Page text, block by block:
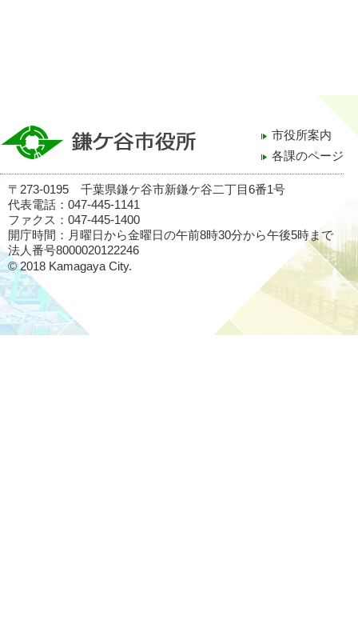
市役所案内
各課のページ
〒273-0195 千葉県鎌ケ谷市新鎌ケ谷二丁目6番1号
代表電話：047-445-1141
ファクス：047-445-1400
開庁時間：月曜日から金曜日の午前8時30分から午後5時まで
法人番号8000020122246
© 2018 Kamagaya City.